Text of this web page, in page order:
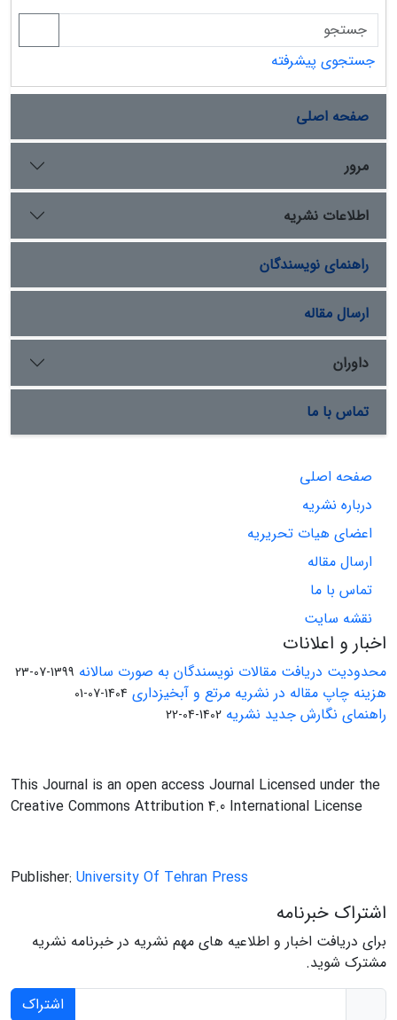
جستجوی پیشرفته
صفحه اصلی
مرور
اطلاعات نشریه
راهنمای نویسندگان
ارسال مقاله
داوران
تماس با ما
صفحه اصلی
درباره نشریه
اعضای هیات تحریریه
ارسال مقاله
تماس با ما
نقشه سایت
اخبار و اعلانات
محدودیت دریافت مقالات نویسندگان به صورت سالانه 1399-07-23
هزینه چاپ مقاله در نشریه مرتع و آبخیزداری 1404-07-01
راهنمای نگارش جدید نشریه 1402-04-22
This Journal is an open access Journal Licensed under the
Creative Commons Attribution 4.0 International License
Publisher: University Of Tehran Press
اشتراک خبرنامه
برای دریافت اخبار و اطلاعیه های مهم نشریه در خبرنامه نشریه
مشترک شوید.
اشتراک